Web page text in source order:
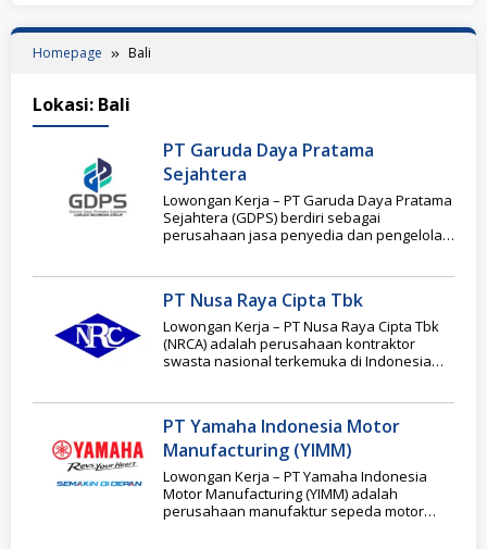
Homepage Bali
Lokasi: Bali
PT Garuda Daya Pratama
Sejahtera
Lowongan Kerja – PT Garuda Daya Pratama
Sejahtera (GDPS) berdiri sebagai
perusahaan jasa penyedia dan pengelola
PT Nusa Raya Cipta Tbk
Lowongan Kerja – PT Nusa Raya Cipta Tbk
(NRCA) adalah perusahaan kontraktor
swasta nasional terkemuka di Indonesia
PT Yamaha Indonesia Motor
Manufacturing (YIMM)
Lowongan Kerja – PT Yamaha Indonesia
Motor Manufacturing (YIMM) adalah
perusahaan manufaktur sepeda motor